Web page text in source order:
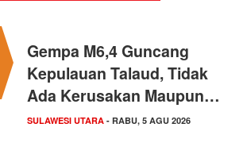
Gempa M6,4 Guncang
Kepulauan Talaud, Tidak
Ada Kerusakan Maupun…
SULAWESI UTARA - RABU, 5 AGU 2026